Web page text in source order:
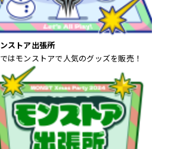
ストア出張所
はモンストアで人気のグッズを販売！